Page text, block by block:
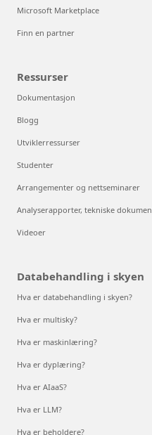
Microsoft Marketplace
Finn en partner
Ressurser
Dokumentasjon
Blogg
Utviklerressurser
Studenter
Arrangementer og nettseminarer
Analyserapporter, tekniske
Videoer
Databehandling i skyen
Hva er databehandling i skyen?
Hva er multisky?
Hva er maskinlæring?
Hva er dyplæring?
Hva er AIaaS?
Hva er LLM?
Hva er beholdere?